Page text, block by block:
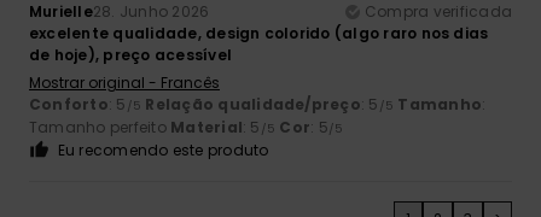
Murielle28. Junho 2026
Compra verificada
excelente qualidade, design colorido (algo raro nos dias
de hoje), preço acessível
Mostrar original - Francês
Conforto: 5 /5 Relação qualidade/preço: 5 /5 Tamanho:
Tamanho perfeito Material: 5 /5 Cor: 5/5
Eu recomendo este produto